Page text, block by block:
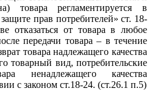
товара регламентируется в
прав потребителей» ст. 18-
отказаться от товара в любое
передачи товара – в течение
товара надлежащего качества
товарный вид, потребительские
ненадлежащего качества
с законом ст.18-24. (ст.26.1 п.5)